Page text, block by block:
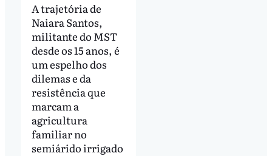
A trajetória de
Naiara Santos,
militante do MST
desde os 15 anos, é
um espelho dos
dilemas e da
resistência que
marcam a
agricultura
familiar no
semiárido irrigado